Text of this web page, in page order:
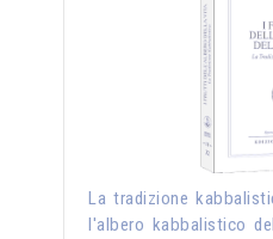
La tradizione
l'albero kabbalistico